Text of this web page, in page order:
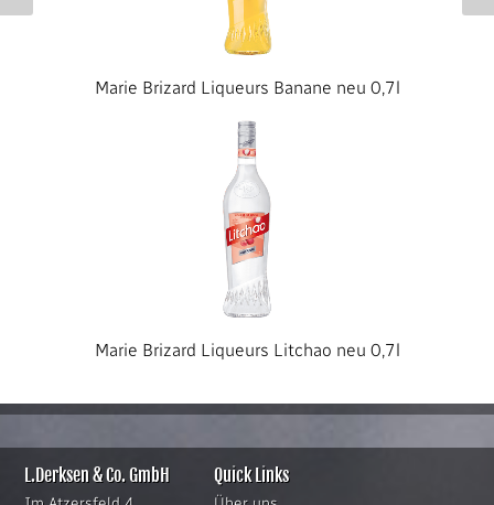
Marie Brizard Liqueurs Banane neu 0,7l
Marie Brizard Liqueurs Litchao neu 0,7l
L.Derksen & Co. GmbH Quick Links